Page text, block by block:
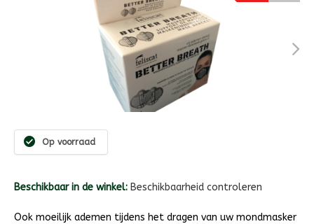
Op voorraad
Beschikbaar in de winkel: Beschikbaarheid controleren
Ook moeilijk ademen tijdens het dragen van uw mondmasker